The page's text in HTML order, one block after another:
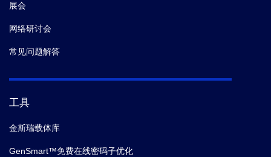
展会
网络研讨会
常见问题解答
工具
金斯瑞载体库
GenSmart™免费在线密码子优化